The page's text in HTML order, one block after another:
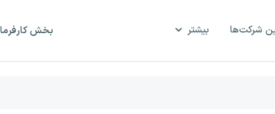
شرکت‌ها بیشتر بخش